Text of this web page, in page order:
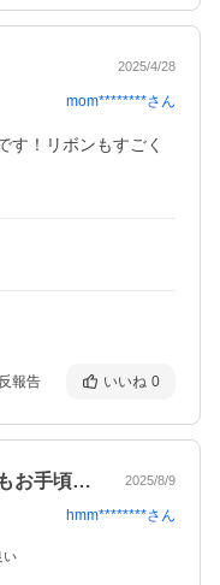
2025/4/28
mom********さん
す！リボンもすごく
報告 いいね 0
写真どおりのかわいさで、値段もお手頃で… 2025/8/9
hmm********さん
い